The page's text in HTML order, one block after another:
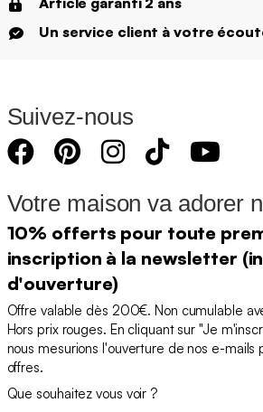
Un service client à votre
Suivez-nous
Votre maison va adorer
10% offerts pour toute
inscription à la newsletter
d'ouverture)
Offre valable dès 200€. Non cumulable
Hors prix rouges. En cliquant sur "Je
nous mesurions l'ouverture de nos e-mails
offres.
Que souhaitez vous voir ?